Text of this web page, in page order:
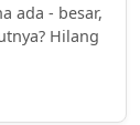
ada - besar,
Hilang